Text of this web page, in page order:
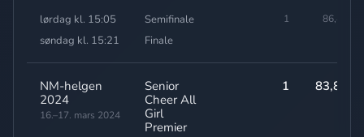
lørdag kl. 15:05 Semifinale 1 86,40
søndag kl. 15:21 Finale
NM-helgen
2024
16.–17. mars 2024
Senior
Cheer All
Girl
Premier
1 83,83